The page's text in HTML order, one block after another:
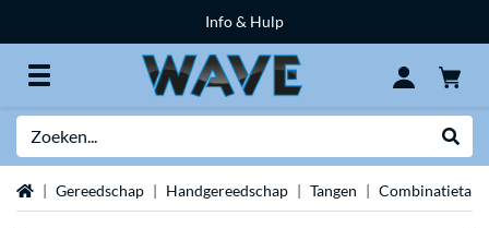
Info & Hulp
HomeGereedschap Handgereedschap Tangen